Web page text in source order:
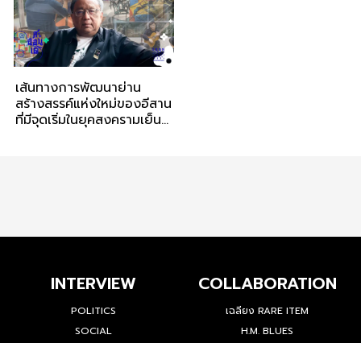
เส้นทางการพัฒนาย่าน
สร้างสรรค์แห่งใหม่ของอีสาน
ที่มีจุดเริ่มในยุคสงครามเย็น
INTERVIEW
POLITICS
SOCIAL
COLLABORATION
เฉลียง RARE ITEM
H.M. BLUES